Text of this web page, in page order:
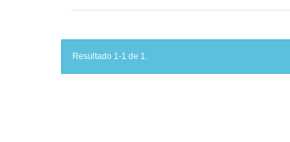
Resultado 1-1 de 1.